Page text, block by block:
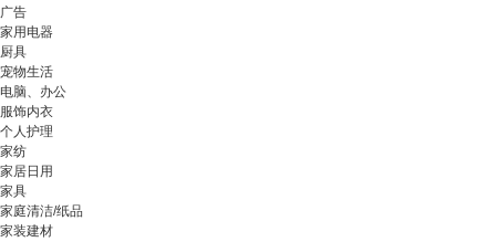
广告
家用电器
厨具
宠物生活
电脑、办公
服饰内衣
个人护理
家纺
家居日用
家具
家庭清洁/纸品
家装建材